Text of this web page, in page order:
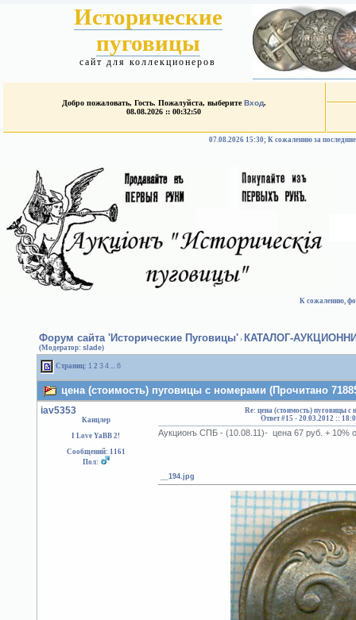
Исторические
пуговицы
сайт для коллекционеров
Добро пожаловать, Гость. Пожалуйста, выберитеВход.
08.08.2026 :: 00:32:50
07.08.2026 15:30; К сожалению за
К сожалению,
Форум сайта 'Исторические Пуговицы' › КАТАЛОГ-
(Модератор: slade)
Страниц: 1 2 3 4 ... 6
цена (стоимость) пуговицы с номерами (Прочитано
iav5353
Канцлер
I Love YaBB 2!
Сообщений: 1161
Пол:
Re: цена (стоимость) пуговицы с
Ответ #15 - 20.03.2012 ::
Аукционъ СПБ - (10.08.11)- цена 67 руб. + 10%
__194.jpg